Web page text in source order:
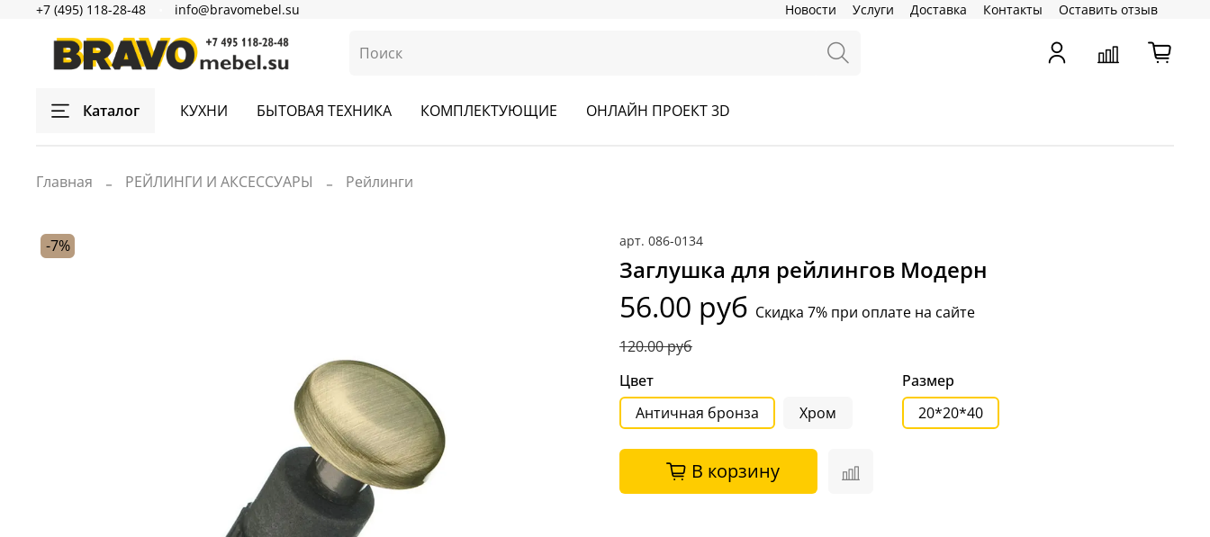
Новости Услуги Доставка Контакты Оставить отзыв
+7 (495) 118-28-48 info@bravomebel.su
Каталог КУХНИ БЫТОВАЯ ТЕХНИКА КОМПЛЕКТУЮЩИЕ ОНЛАЙН ПРОЕКТ 3D
Главная РЕЙЛИНГИ И АКСЕССУАРЫ Рейлинги
-7% арт. 086-0134
Заглушка для рейлингов Модерн
56.00 руб Скидка 7% при оплате на сайте
120.00 руб
Цвет
Античная бронза
Хром
Размер
20*20*40
В корзину